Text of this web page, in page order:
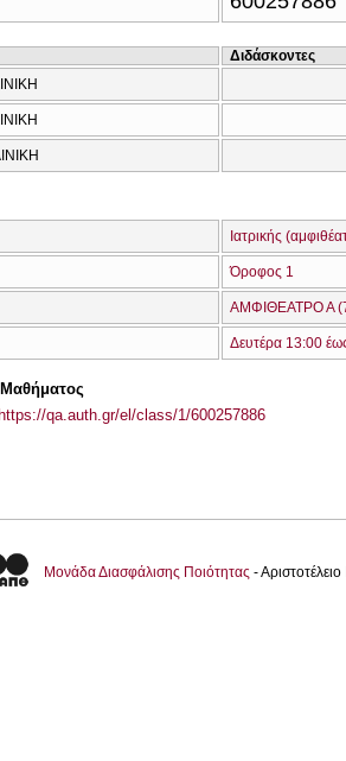
Διδάσκοντες
Ιατρικής
Όροφος 1
ΑΜΦΙΘΕΑΤΡΟ Α
Δευτέρα 13:00
Μαθήματος
https://qa.auth.gr/el/class/1/600257886
Μονάδα Διασφάλισης Ποιότητας -